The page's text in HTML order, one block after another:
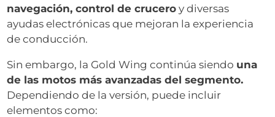
navegación, control de crucero y diversas
ayudas electrónicas que mejoran la experiencia
de conducción.
Sin embargo, la Gold Wing continúa siendo una
de las motos más avanzadas del segmento.
Dependiendo de la versión, puede incluir
elementos como: